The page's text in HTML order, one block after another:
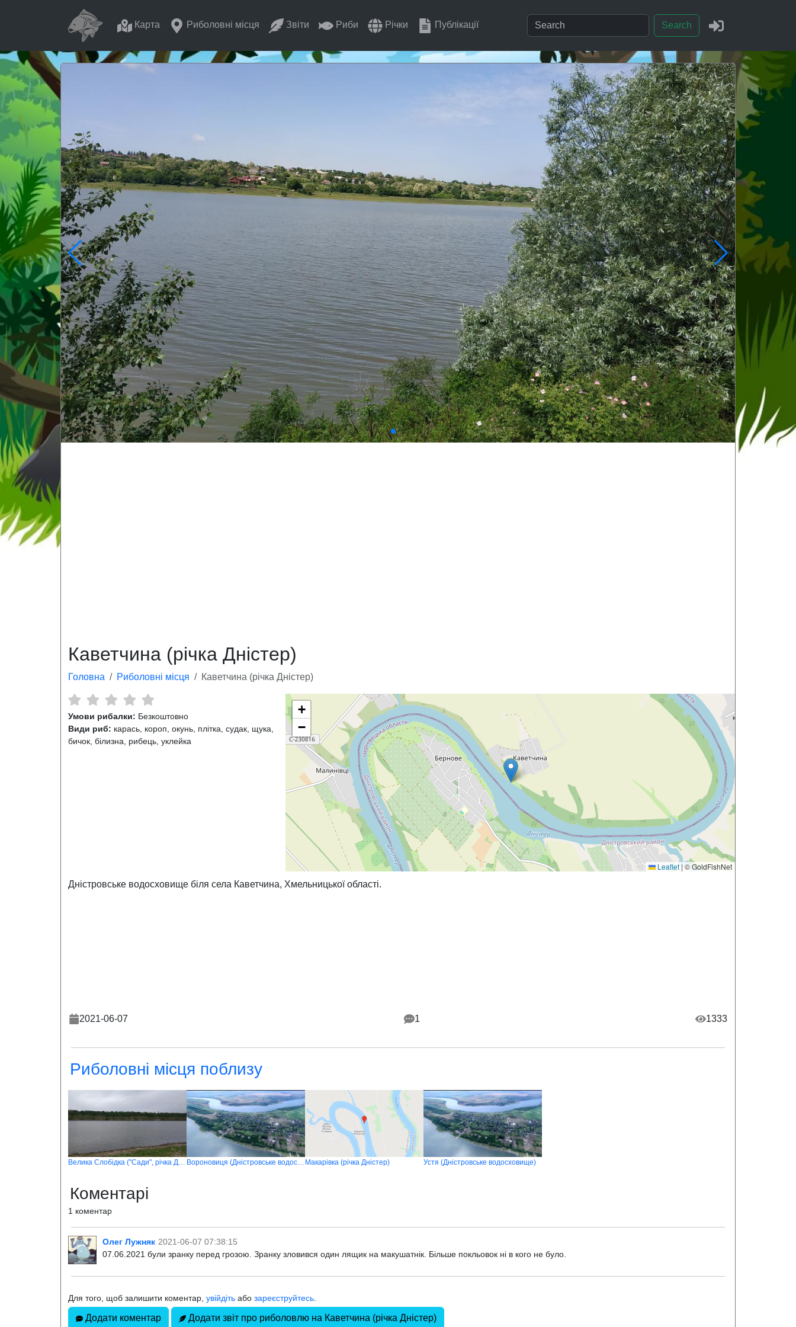
Карта Риболовні місця Звіти Риби Річки Публікації Search
Каветчина (річка Дністер)
Головна Риболовні місця Каветчина (річка Дністер)
Умови рибалки: Безкоштовно
Види риб: карась, короп, окунь, плітка, судак, щука,
бичок, білизна, рибець, уклейка
+
−
Leaflet | © GoldFishNet
Дністровське водосховище біля села Каветчина, Хмельницької області.
2021-06-07 1 1333
Риболовні місця поблизу
Велика Слобідка ("Сади", річка Дністер) Вороновиця (Дністровське водосховище) Макарівка (річка Дністер) Устя (Дністровське водосховище)
Коментарі
1 коментар
Олег Лужняк 2021-06-07 07:38:15
07.06.2021 були зранку перед грозою. Зранку зловився один лящик на макушатнік. Більше покльовок ні в кого не було.
Для того, щоб залишити коментар, увійдіть або зареєструйтесь
Додати коментар Додати звіт про риболовлю на Каветчина (річка Дністер)